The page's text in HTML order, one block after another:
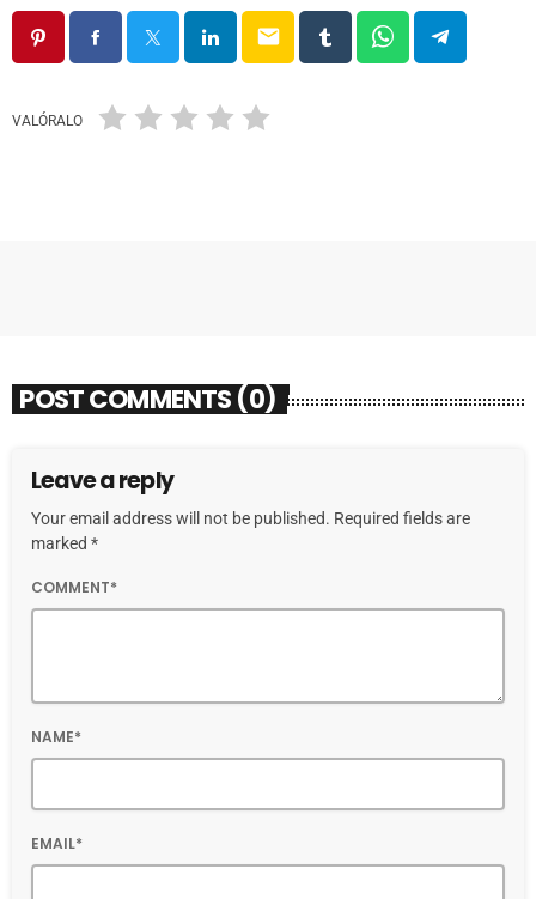
email
VALÓRALO
POST COMMENTS (0)
Leave a reply
Your email address will not be published. Required fields are
marked *
COMMENT*
NAME*
EMAIL*